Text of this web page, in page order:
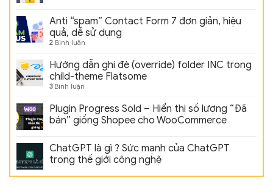
Anti “spam” Contact Form 7 đơn giản, hiệu
quả, dễ sử dụng
2 Bình luận
Hướng dẫn ghi đè (override) folder INC trong
child-theme Flatsome
3Bình luận
Plugin Progress Sold – Hiển thị số lượng “Đã
bán” giống Shopee cho WooCommerce
ChatGPT là gì ? Sức mạnh của ChatGPT
trong thế giới công nghệ